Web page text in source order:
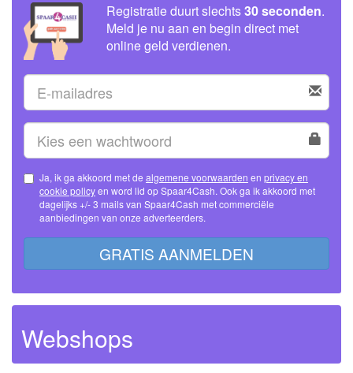
Registratie duurt slechts30 seconden.
Meld je nu aan en begin direct met
online geld verdienen.
Ja, ik ga akkoord met de algemene voorwaarden en privacy en
cookie policy
dagelijks +/- 3 mails van Spaar4Cash met commerciële
aanbiedingen van onze adverteerders.
GRATIS AANMELDEN
Webshops